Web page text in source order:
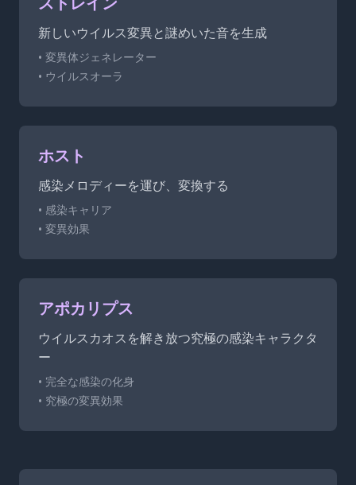
新しいウイルス変異と謎めいた音を生成
• 変異体ジェネレーター
• ウイルスオーラ
ホスト
感染メロディーを運び、変換する
• 感染キャリア
• 変異効果
アポカリプス
ウイルスカオスを解き放つ究極の感染キャラクタ
ー
• 完全な感染の化身
• 究極の変異効果